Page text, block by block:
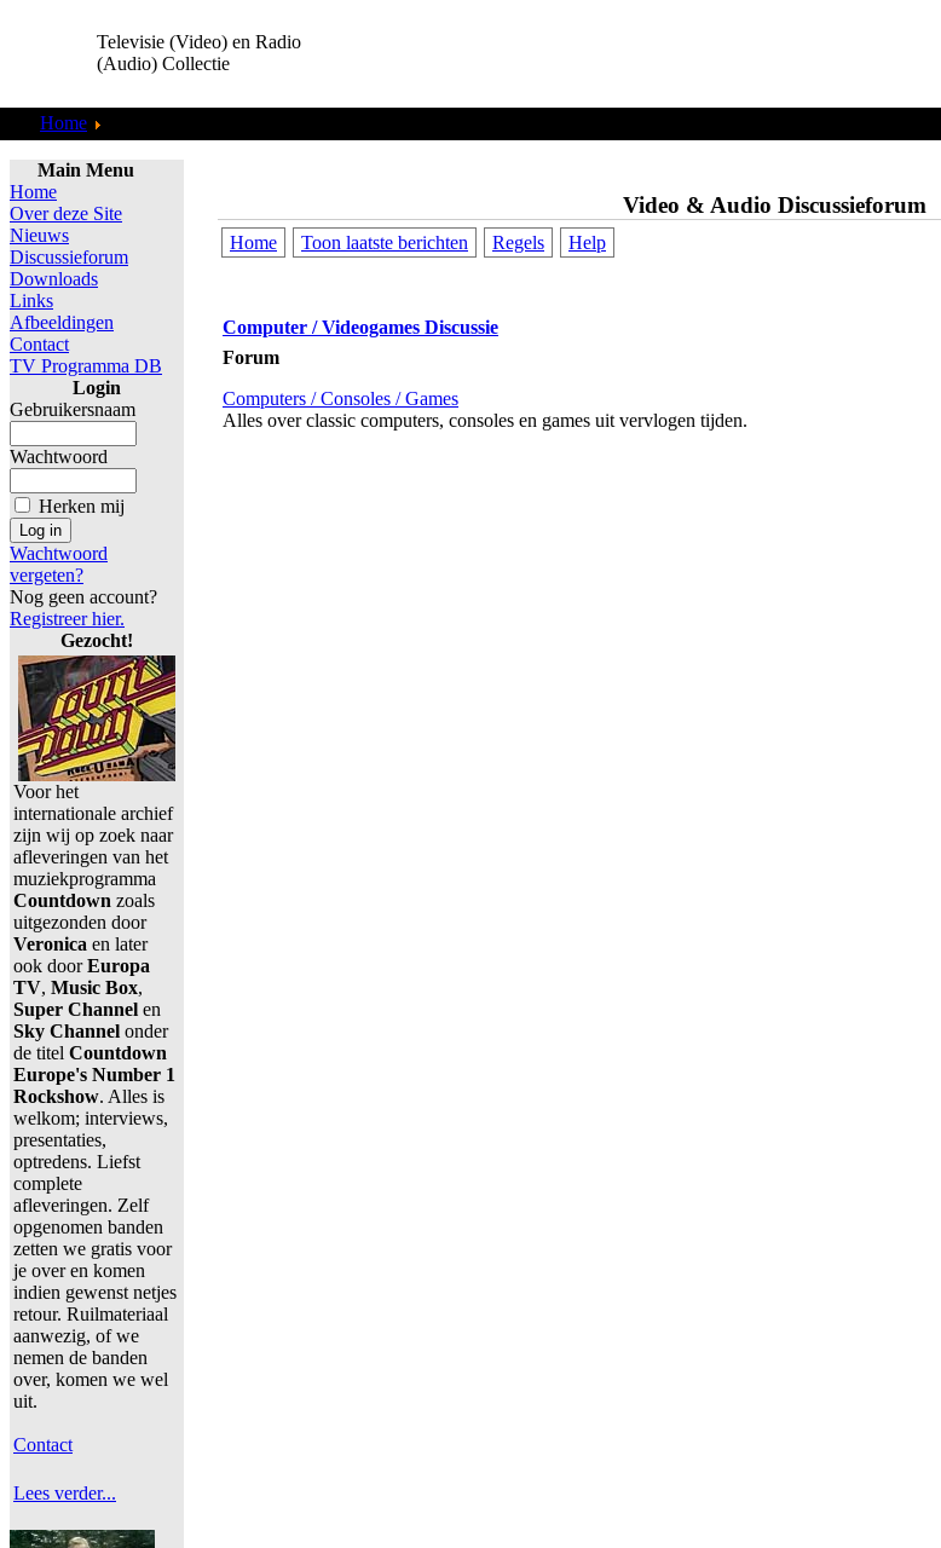
Televisie (Video) en Radio
(Audio) Collectie
Home
Main Menu
Home
Over deze Site
Nieuws
Discussieforum
Downloads
Links
Afbeeldingen
Contact
TV Programma DB
Login
Gebruikersnaam
Wachtwoord
Herken mij
Wachtwoord
vergeten?
Nog geen account?
Registreer hier.
Gezocht!
Voor het
internationale archief
zijn wij op zoek naar
afleveringen van het
muziekprogramma
Countdown zoals
uitgezonden door
Veronica en later
ook doorEuropa
TV, Music Box,
Super Channel en
Sky Channel onder
de titel Countdown
Europe's Number 1
Rockshow. Alles is
welkom; interviews,
presentaties,
optredens. Liefst
complete
afleveringen. Zelf
opgenomen banden
zetten we gratis voor
je over en komen
indien gewenst netjes
retour. Ruilmateriaal
aanwezig, of we
nemen de banden
over, komen we wel
uit.
Contact
Lees verder...
Video & Audio Discussieforum
Home Toon laatste berichten Regels Help
Computer / Videogames Discussie
Forum
Computers / Consoles / Games
Alles over classic computers, consoles en games uit vervlogen tijden.